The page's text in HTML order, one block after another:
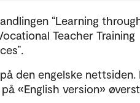
“Learning
Teacher Training
den engelske nettsiden.
«English version»